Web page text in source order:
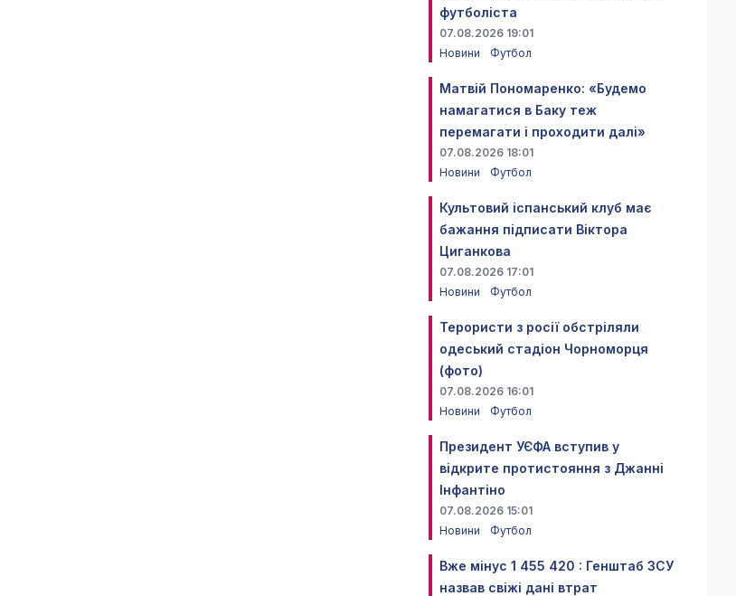
футболіста
07.08.2026 19:01
Новини
Футбол
Матвій Пономаренко: «Будемо
намагатися в Баку теж
перемагати і проходити далі»
07.08.2026 18:01
Новини
Футбол
Культовий іспанський клуб має
бажання підписати Віктора
Циганкова
07.08.2026 17:01
Новини
Футбол
Терористи з росії обстріляли
одеський стадіон Чорноморця
(фото)
07.08.2026 16:01
Новини
Футбол
Президент УЄФА вступив у
відкрите протистояння з Джанні
Інфантіно
07.08.2026 15:01
Новини
Футбол
Вже мінус 1 455 420 : Генштаб ЗСУ
назвав свіжі дані втрат